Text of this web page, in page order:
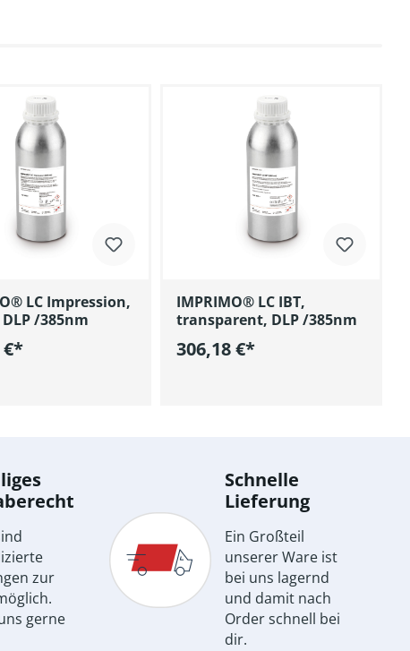
LC Impression,
/385nm
€*
IMPRIMO® LC IBT,
transparent, DLP /385nm
306,18 €*
zur
gerne
Schnelle
Lieferung
Ein Großteil
unserer Ware ist
bei uns lagernd
und damit nach
Order schnell bei
dir.